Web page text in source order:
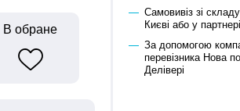
В обране
Самовивіз зі
Києві або у
За допомогою
перевізника Нова
Делівері